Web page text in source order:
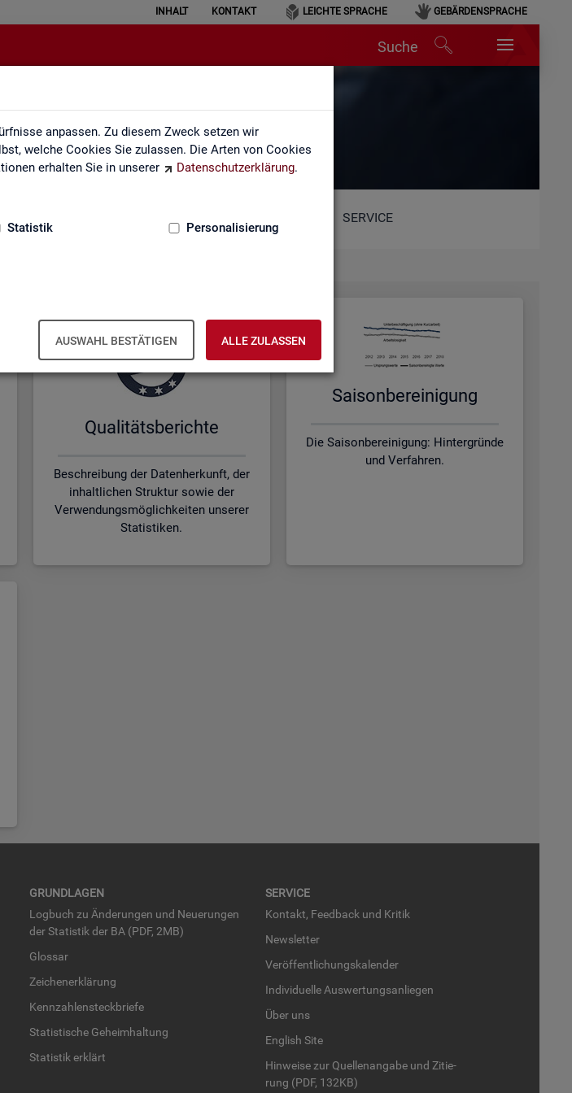
anpassen. Zu diesem Zweck setzen wir
welche Cookies Sie zulassen. Die Arten von Cookies
erhalten Sie in unserer
Datenschutzerklärung.
Statistik Personalisierung
AUSWAHL BESTÄTIGEN ALLE ZULASSEN
INHALT KONTAKT LEICHTE SPRACHE GEBÄRDENSPRACHE
Suche
und Qualität
SERVICE
Qua­li­täts­be­rich­te
Beschreibung der Datenherkunft, der
inhaltlichen Struktur sowie der
Verwendungsmöglichkeiten unserer
Statistiken.
Sai­son­be­rei­ni­gung
Die Saisonbereinigung: Hintergründe
und Verfahren.
GRUND­LA­GEN
Log­buch zu Än­de­run­gen und Neue­run­gen
der Sta­tis­tik der BA (PDF, 2MB)
Glos­sar
Zei­chen­er­klä­rung
Kenn­zah­len­steck­brie­fe
Sta­tis­ti­sche Ge­heim­hal­tung
Sta­tis­tik er­klärt
SER­VICE
Kon­takt, Feed­back und Kri­tik
News­let­ter
Ver­öf­fent­li­chungs­ka­len­der
In­di­vi­du­el­le Aus­wer­tungs­an­lie­gen
Über uns
English Site
Hin­wei­se zur Quel­len­an­ga­be und Zi­tie­
rung (PDF, 132KB)